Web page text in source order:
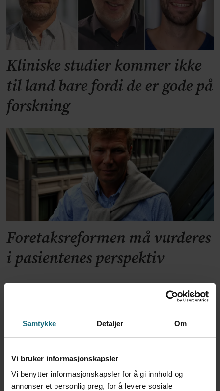
Samtykke Detaljer Om
Vi bruker informasjonskapsler
Vi benytter informasjonskapsler for å gi innhold og
annonser et personlig preg, for å levere sosiale
Kliniske studier kommer ikke
til land bare fordi de er gode på
forskning
Foretaksreformen må vurderes
i pasientenes perspektiv